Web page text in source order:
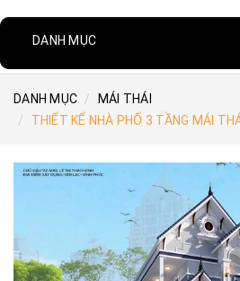
DANH MỤC
DANH MỤC
MÁI THÁI
THIẾT KẾ NHÀ PHỐ 3 TẦNG MÁI